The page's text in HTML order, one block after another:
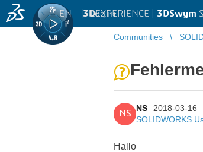
3DEXPERIENCE | 3DSwym
EN | Log in
Communities
NS
NS
2018-03-16
SOLIDWORKS
Hallo